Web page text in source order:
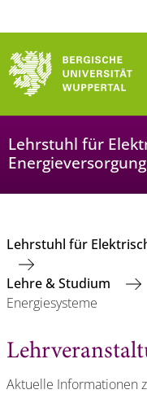
Lehrstuhl für
Lehrstuhl für
Lehre & Studium
Energiesysteme
Aktuelle Informationen